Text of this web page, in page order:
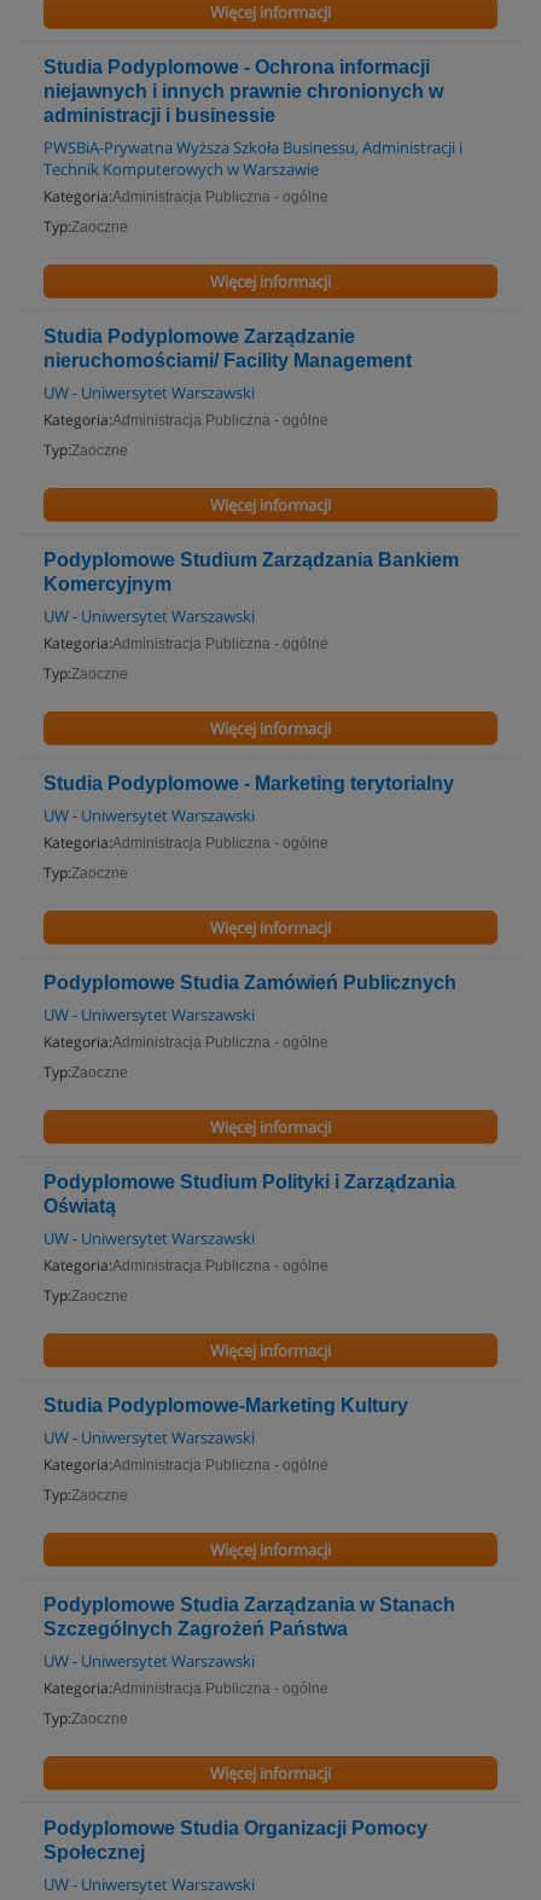
Więcej informacji
Studia Podyplomowe - Ochrona informacji
niejawnych i innych prawnie chronionych w
administracji i businessie
PWSBiA-Prywatna Wyższa Szkoła Businessu, Administracji i
Technik Komputerowych w Warszawie
Kategoria:Administracja Publiczna - ogólne
Typ:Zaoczne
Więcej informacji
Studia Podyplomowe Zarządzanie
nieruchomościami/ Facility Management
UW - Uniwersytet Warszawski
Kategoria:Administracja Publiczna - ogólne
Typ:Zaoczne
Więcej informacji
Podyplomowe Studium Zarządzania Bankiem
Komercyjnym
UW - Uniwersytet Warszawski
Kategoria:Administracja Publiczna - ogólne
Typ:Zaoczne
Więcej informacji
Studia Podyplomowe - Marketing terytorialny
UW - Uniwersytet Warszawski
Kategoria:Administracja Publiczna - ogólne
Typ:Zaoczne
Więcej informacji
Podyplomowe Studia Zamówień Publicznych
UW - Uniwersytet Warszawski
Kategoria:Administracja Publiczna - ogólne
Typ:Zaoczne
Więcej informacji
Podyplomowe Studium Polityki i Zarządzania
Oświatą
UW - Uniwersytet Warszawski
Kategoria:Administracja Publiczna - ogólne
Typ:Zaoczne
Więcej informacji
Studia Podyplomowe-Marketing Kultury
UW - Uniwersytet Warszawski
Kategoria:Administracja Publiczna - ogólne
Typ:Zaoczne
Więcej informacji
Podyplomowe Studia Zarządzania w Stanach
Szczególnych Zagrożeń Państwa
UW - Uniwersytet Warszawski
Kategoria:Administracja Publiczna - ogólne
Typ:Zaoczne
Więcej informacji
Podyplomowe Studia Organizacji Pomocy
Społecznej
UW - Uniwersytet Warszawski